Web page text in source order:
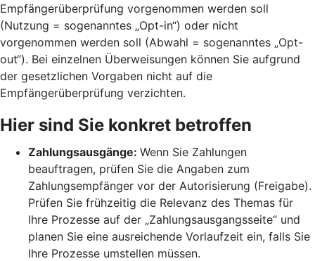
Empfängerüberprüfung vorgenommen werden soll
(Nutzung = sogenanntes „Opt-in“) oder nicht
vorgenommen werden soll (Abwahl = sogenanntes „Opt-
out“). Bei einzelnen Überweisungen können Sie aufgrund
der gesetzlichen Vorgaben nicht auf die
Empfängerüberprüfung verzichten.
Hier sind Sie konkret betroffen
Zahlungsausgänge: Wenn Sie Zahlungen
beauftragen, prüfen Sie die Angaben zum
Zahlungsempfänger vor der Autorisierung (Freigabe).
Prüfen Sie frühzeitig die Relevanz des Themas für
Ihre Prozesse auf der „Zahlungsausgangsseite“ und
planen Sie eine ausreichende Vorlaufzeit ein, falls Sie
Ihre Prozesse umstellen müssen.